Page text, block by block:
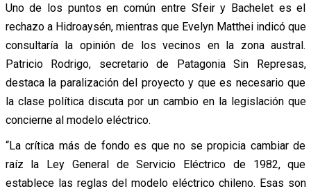
Uno de los puntos en común entre Sfeir y Bachelet es el
rechazo a Hidroaysén, mientras que Evelyn Matthei indicó que
consultaría la opinión de los vecinos en la zona austral.
Patricio Rodrigo, secretario de Patagonia Sin Represas,
destaca la paralización del proyecto y que es necesario que
la clase política discuta por un cambio en la legislación que
concierne al modelo eléctrico.
“La crítica más de fondo es que no se propicia cambiar de
raíz la Ley General de Servicio Eléctrico de 1982, que
establece las reglas del modelo eléctrico chileno. Esas son